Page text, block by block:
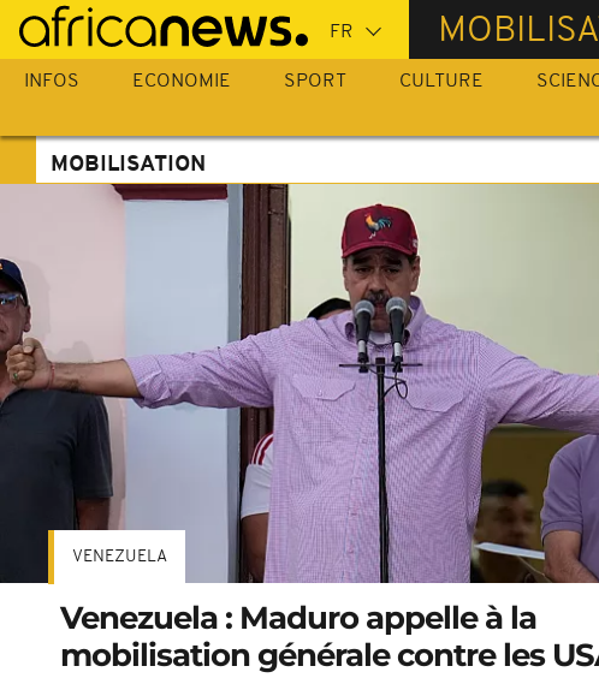
Passer
au
contenu
INFOS ECONOMIE SPORT CULTURE
MOBILISATION
VENEZUELA
Venezuela : Maduro appelle à la
mobilisation générale contre les